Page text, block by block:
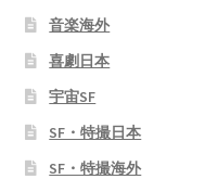
音楽海外
喜劇日本
宇宙SF
SF・特撮日本
SF・特撮海外